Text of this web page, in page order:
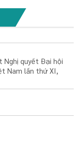
Nghị quyết Đại hội
Nam lần thứ XI,